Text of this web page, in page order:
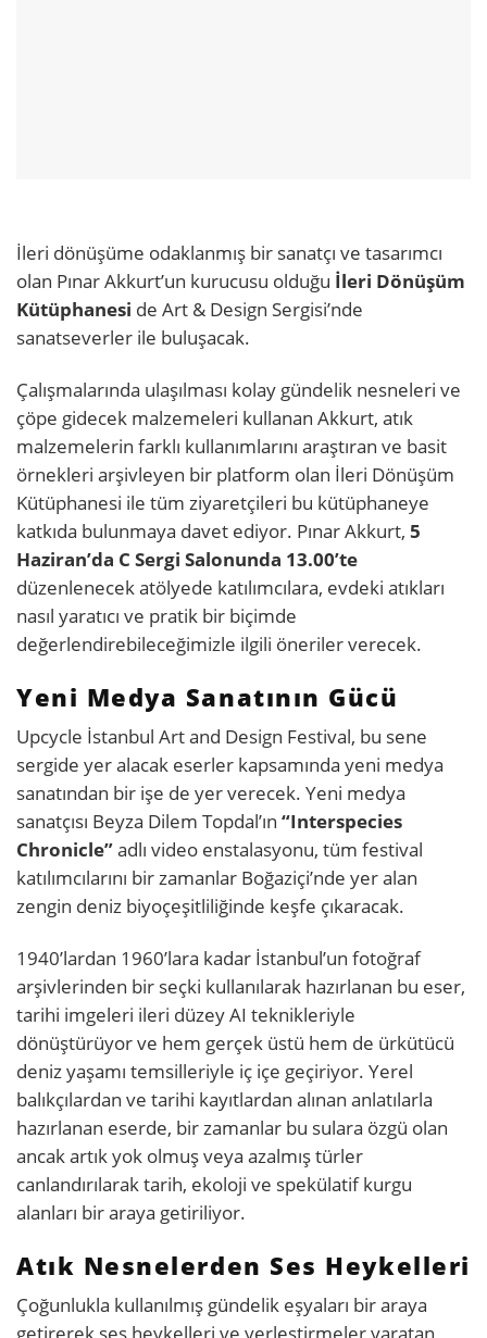
İleri dönüşüme odaklanmış bir sanatçı ve tasarımcı
olan Pınar Akkurt’un kurucusu olduğu İleri Dönüşüm
Kütüphanesi de Art & Design Sergisi’nde
sanatseverler ile buluşacak.
Çalışmalarında ulaşılması kolay gündelik nesneleri ve
çöpe gidecek malzemeleri kullanan Akkurt, atık
malzemelerin farklı kullanımlarını araştıran ve basit
örnekleri arşivleyen bir platform olan İleri Dönüşüm
Kütüphanesi ile tüm ziyaretçileri bu kütüphaneye
katkıda bulunmaya davet ediyor. Pınar Akkurt, 5
Haziran’da C Sergi Salonunda 13.00’te
düzenlenecek atölyede katılımcılara, evdeki atıkları
nasıl yaratıcı ve pratik bir biçimde
değerlendirebileceğimizle ilgili öneriler verecek.
Yeni Medya Sanatının Gücü
Upcycle İstanbul Art and Design Festival, bu sene
sergide yer alacak eserler kapsamında yeni medya
sanatından bir işe de yer verecek. Yeni medya
sanatçısı Beyza Dilem Topdal’ın “Interspecies
Chronicle”adlı video enstalasyonu, tüm festival
katılımcılarını bir zamanlar Boğaziçi’nde yer alan
zengin deniz biyoçeşitliliğinde keşfe çıkaracak.
1940’lardan 1960’lara kadar İstanbul’un fotoğraf
arşivlerinden bir seçki kullanılarak hazırlanan bu eser,
tarihi imgeleri ileri düzey AI teknikleriyle
dönüştürüyor ve hem gerçek üstü hem de ürkütücü
deniz yaşamı temsilleriyle iç içe geçiriyor. Yerel
balıkçılardan ve tarihi kayıtlardan alınan anlatılarla
hazırlanan eserde, bir zamanlar bu sulara özgü olan
ancak artık yok olmuş veya azalmış türler
canlandırılarak tarih, ekoloji ve spekülatif kurgu
alanları bir araya getiriliyor.
Atık Nesnelerden Ses Heykelleri
Çoğunlukla kullanılmış gündelik eşyaları bir araya
getirerek ses heykelleri ve yerleştirmeler yaratan